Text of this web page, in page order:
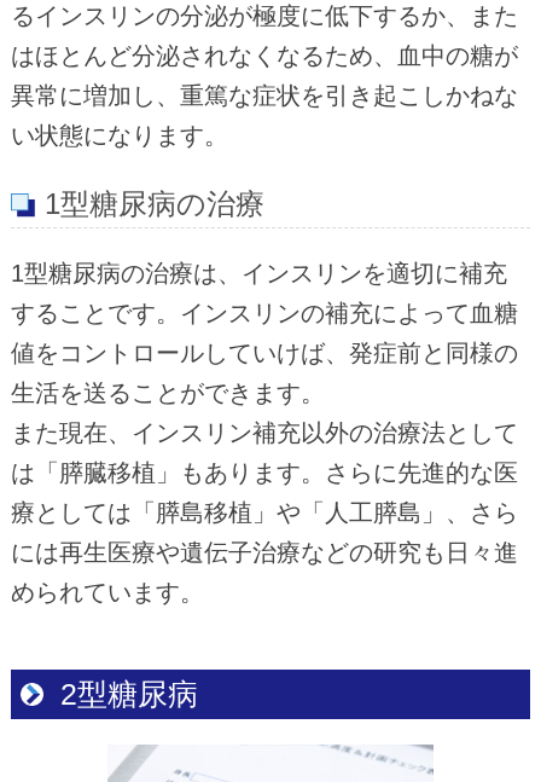
るインスリンの分泌が極度に低下するか、また
はほとんど分泌されなくなるため、血中の糖が
異常に増加し、重篤な症状を引き起こしかねな
い状態になります。
1型糖尿病の治療
1型糖尿病の治療は、インスリンを適切に補充
することです。インスリンの補充によって血糖
値をコントロールしていけば、発症前と同様の
生活を送ることができます。
また現在、インスリン補充以外の治療法として
は「膵臓移植」もあります。さらに先進的な医
療としては「膵島移植」や「人工膵島」、さら
には再生医療や遺伝子治療などの研究も日々進
められています。
2型糖尿病